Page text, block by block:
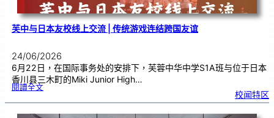
芙中与日本友校线上交流 | 传统游戏连结跨国友谊
24/06/2026
6月22日，在国际事务处的安排下，芙蓉中华中学S1A班与位于日本
香川县三木町的Miki Junior High…
閱讀全文:芙
日
友
校闻特区